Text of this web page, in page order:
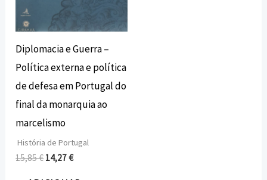
Diplomacia e Guerra –
Política externa e política
de defesa em Portugal do
final da monarquia ao
marcelismo
História de Portugal
15,85€ 14,27€